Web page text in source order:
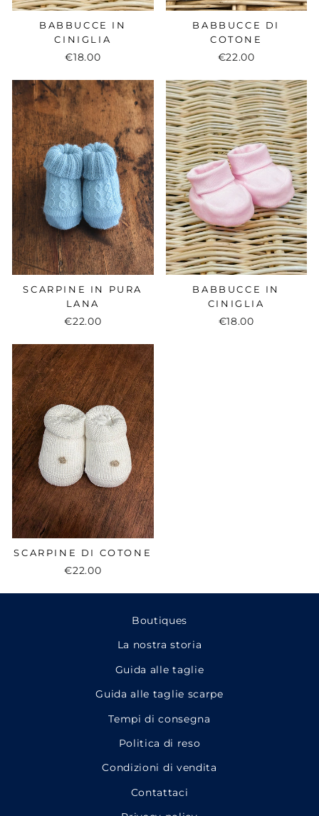
BABBUCCE IN
CINIGLIA
€18.00
BABBUCCE DI
COTONE
€22.00
SCARPINE IN PURA
LANA
€22.00
BABBUCCE IN
CINIGLIA
€18.00
SCARPINE DI COTONE
€22.00
Boutiques
La nostra storia
Guida alle taglie
Guida alle taglie scarpe
Tempi di consegna
Politica di reso
Condizioni di vendita
Contattaci